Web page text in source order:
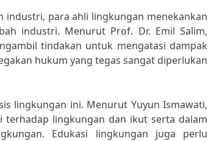
para ahli lingkungan menekankan
industri. Menurut Prof. Dr. Emil Salim,
tindakan untuk mengatasi dampak
hukum yang tegas sangat diperlukan
lingkungan ini. Menurut Yuyun Ismawati,
terhadap lingkungan dan ikut serta dalam
Edukasi lingkungan juga perlu